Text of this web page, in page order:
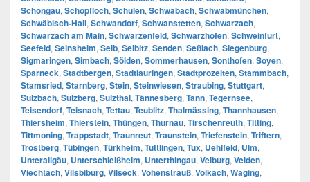
Schongau, Schopfloch, Schulen, Schwabach, Schwabmünchen,
Schwäbisch-Hall, Schwandorf, Schwanstetten, Schwarzach,
Schwarzach am Main, Schwarzenfeld, Schwarzhofen, Schweinfurt,
Seefeld, Seinsheim, Selb, Selbitz, Senden, Seßlach, Siegenburg,
Sigmaringen, Simbach, Sölden, Sommerhausen, Sonthofen, Soyen,
Sparneck, Stadtbergen, Stadtlauringen, Stadtprozelten, Stammbach,
Stamsried, Starnberg, Stein, Steinwiesen, Straubing, Stuttgart,
Sulzbach, Sulzberg, Sulzthal, Tännesberg, Tann, Tegernsee,
Teisendorf, Teisnach, Tettau, Teublitz, Thalmässing, Thannhausen,
Thiersheim, Thierstein, Thüngen, Thurnau, Tirschenreuth, Titting,
Tittmoning, Trappstadt, Traunreut, Traunstein, Triefenstein, Triftern,
Trostberg, Tübingen, Türkheim, Tuttlingen, Tux, Uehlfeld, Ulm,
Unterallgäu, Unterschleißheim, Unterthingau, Velburg, Velden,
Viechtach, Vilsbiburg, Vilseck, Vohenstrauß, Volkach, Waging,